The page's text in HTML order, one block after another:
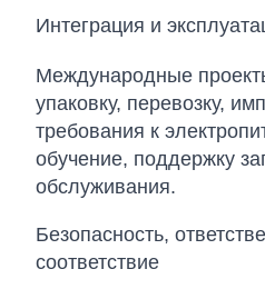
Интеграция и
Международные
упаковку, перевозку,
требования к
обучение, поддержку
обслуживания.
Безопасность,
соответствие